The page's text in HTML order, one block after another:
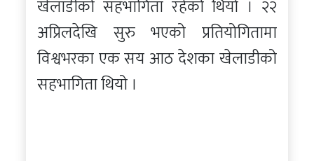
खेलाडीको सहभागिता रहेको थियो । २२
अप्रिलदेखि सुरु भएको प्रतियोगितामा
विश्वभरका एक सय आठ देशका खेलाडीको
सहभागिता थियो ।